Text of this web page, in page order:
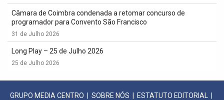
Câmara de Coimbra condenada a retomar concurso de
programador para Convento São Francisco
31 de Julho 2026
Long Play – 25 de Julho 2026
25 de Julho 2026
GRUPO MEDIA CENTRO SOBRE NÓS ESTATUTO EDITORIAL